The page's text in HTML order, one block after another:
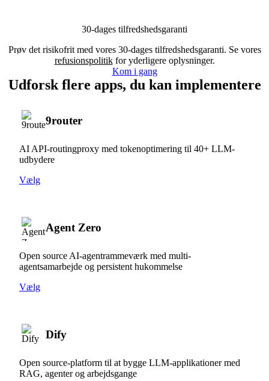
30-dages tilfredshedsgaranti
Prøv det risikofrit med vores 30-dages tilfredshedsgaranti. Se vores
refusionspolitikfor yderligere oplysninger.
Kom i gang
Udforsk flere apps, du kan implementere
9router
AI API-routingproxy med tokenoptimering til 40+ LLM-
udbydere
Vælg
Agent Zero
Open source AI-agentrammeværk med multi-
agentsamarbejde og persistent hukommelse
Vælg
Dify
Open source-platform til at bygge LLM-applikationer med
RAG, agenter og arbejdsgange